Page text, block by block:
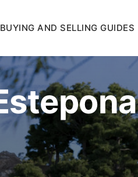
BUYING AND SELLING GUIDES